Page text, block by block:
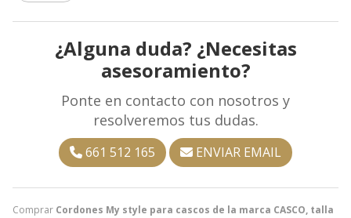
Comprar Cordones My style para cascos de la marca CASCO, talla
¿Alguna duda? ¿Necesitas
asesoramiento?
Ponte en contacto con nosotros y
resolveremos tus dudas.
661 512 165 ENVIAR EMAIL